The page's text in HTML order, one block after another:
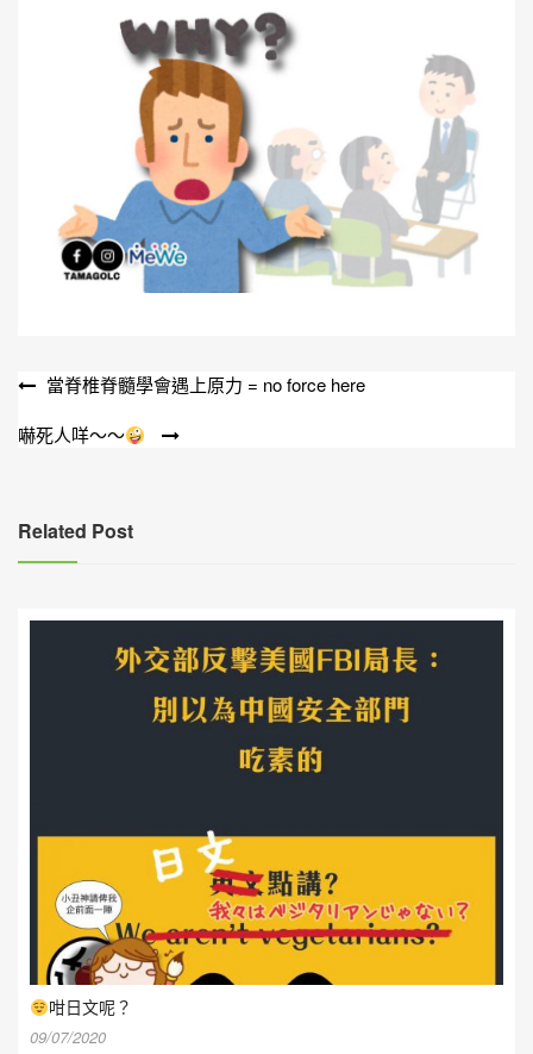
文
章
當脊椎脊髓學會遇上原力 = no force here
嚇死人咩～～
Related Post
咁日文呢？
09/07/2020